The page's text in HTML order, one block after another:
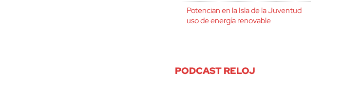
Potencian en la Isla de la Juventud
uso de energía renovable
PODCAST RELOJ